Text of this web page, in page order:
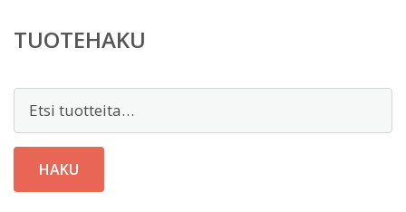
TUOTEHAKU
Etsi:
HAKU